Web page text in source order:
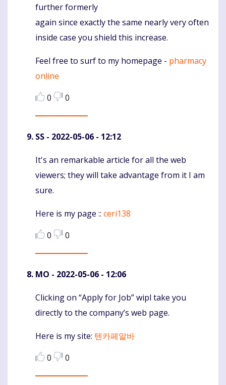
further formerly
again since exactly the same nearly very often
inside case you shield this increase.
Feel free to surf to my homepage - pharmacy
online
0
0
SS - 2022-05-06 - 12:12
Komentaras
It's an remarkable article for all the web
viewers; they will take advantage from it I am
sure.
Here is my page :: ceri138
0
0
MO - 2022-05-06 - 12:06
Komentaras
Clicking on “Apply for Job” wipl take you
directly to the company’s web page.
Here is my site: 텐카페알바
0
0